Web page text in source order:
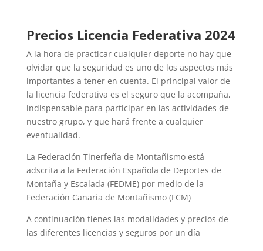
Precios Licencia Federativa 2024
A la hora de practicar cualquier deporte no hay que
olvidar que la seguridad es uno de los aspectos más
importantes a tener en cuenta. El principal valor de
la licencia federativa es el seguro que la acompaña,
indispensable para participar en las actividades de
nuestro grupo, y que hará frente a cualquier
eventualidad.
La Federación Tinerfeña de Montañismo está
adscrita a la Federación Española de Deportes de
Montaña y Escalada (FEDME) por medio de la
Federación Canaria de Montañismo (FCM)
A continuación tienes las modalidades y precios de
las diferentes licencias y seguros por un día